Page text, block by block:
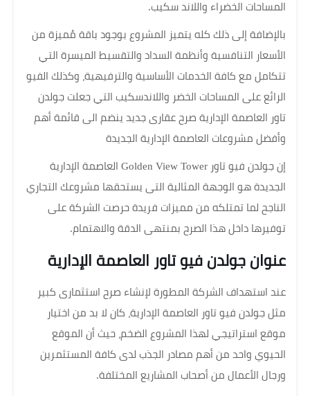
المساحات الخضراء واللاند سكيب.
بالإضافة إلى ذلك كله يتميز المشروع بوجود باقة مُميزة من
الأسعار التنافسية وأنظمة السداد والتقسيط الميسرة التي
تتكامل مع كافة الخدمات الأساسية والترفيهية، وكذلك الفيو
الرائع على المساحات الخضر واللاندسكيب التي جعلت جولدن
تاور العاصمة الإدارية صرح عقارى جديد ينضم الى قائمة أهم
وأفضل مشروعات العاصمة الإدارية الجديدة
إن جولدن فيو تاور Golden View Tower العاصمة الإدارية
الجديدة هو الوجهة المثالية التى يستحقها مشروعك التجاري
الناجح لما تمتلكه من مميزات فريدة حرصت الشركة على
توفيرها داخل هذا الصرح بمنتهى الدقة والاهتمام.
عنوان جولدن فيو تاور العاصمة الإدارية
عند استهداف الشركة المطورة لإنشاء صرح استثمارى كبير
مثل جولدن فيو تاور العاصمة الإدارية، كان لا بد من اختيار
موقع استراتيجي لهذا المشروع الضخم، حيث أن الموقع
الحيوي واحد من أهم مصادر الجذب لدى كافة المستثمرين
ورجال الأعمال من أصحاب المشاريع المختلفة.